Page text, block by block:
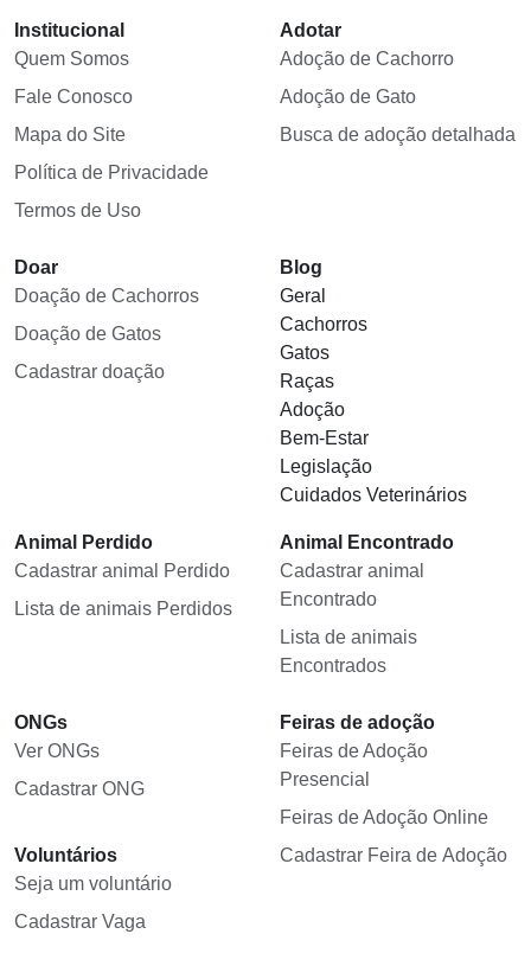
Institucional
Quem Somos
Fale Conosco
Mapa do Site
Política de Privacidade
Termos de Uso
Adotar
Adoção de Cachorro
Adoção de Gato
Busca de adoção detalhada
Doar
Doação de Cachorros
Doação de Gatos
Cadastrar doação
Blog
Geral
Cachorros
Gatos
Raças
Adoção
Bem-Estar
Legislação
Cuidados Veterinários
Animal Perdido
Cadastrar animal Perdido
Lista de animais Perdidos
Animal Encontrado
Cadastrar animal
Encontrado
Lista de animais
Encontrados
ONGs
Ver ONGs
Cadastrar ONG
Voluntários
Seja um voluntário
Cadastrar Vaga
Feiras de adoção
Feiras de Adoção
Presencial
Feiras de Adoção Online
Cadastrar Feira de Adoção